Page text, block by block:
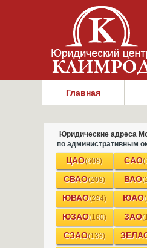
Главная
Юридические адреса
по административным
ЦАО(608) САО
СВАО(208) ВАО
ЮВАО(294) ЮАО
ЮЗАО(180) ЗАО
СЗАО(133)